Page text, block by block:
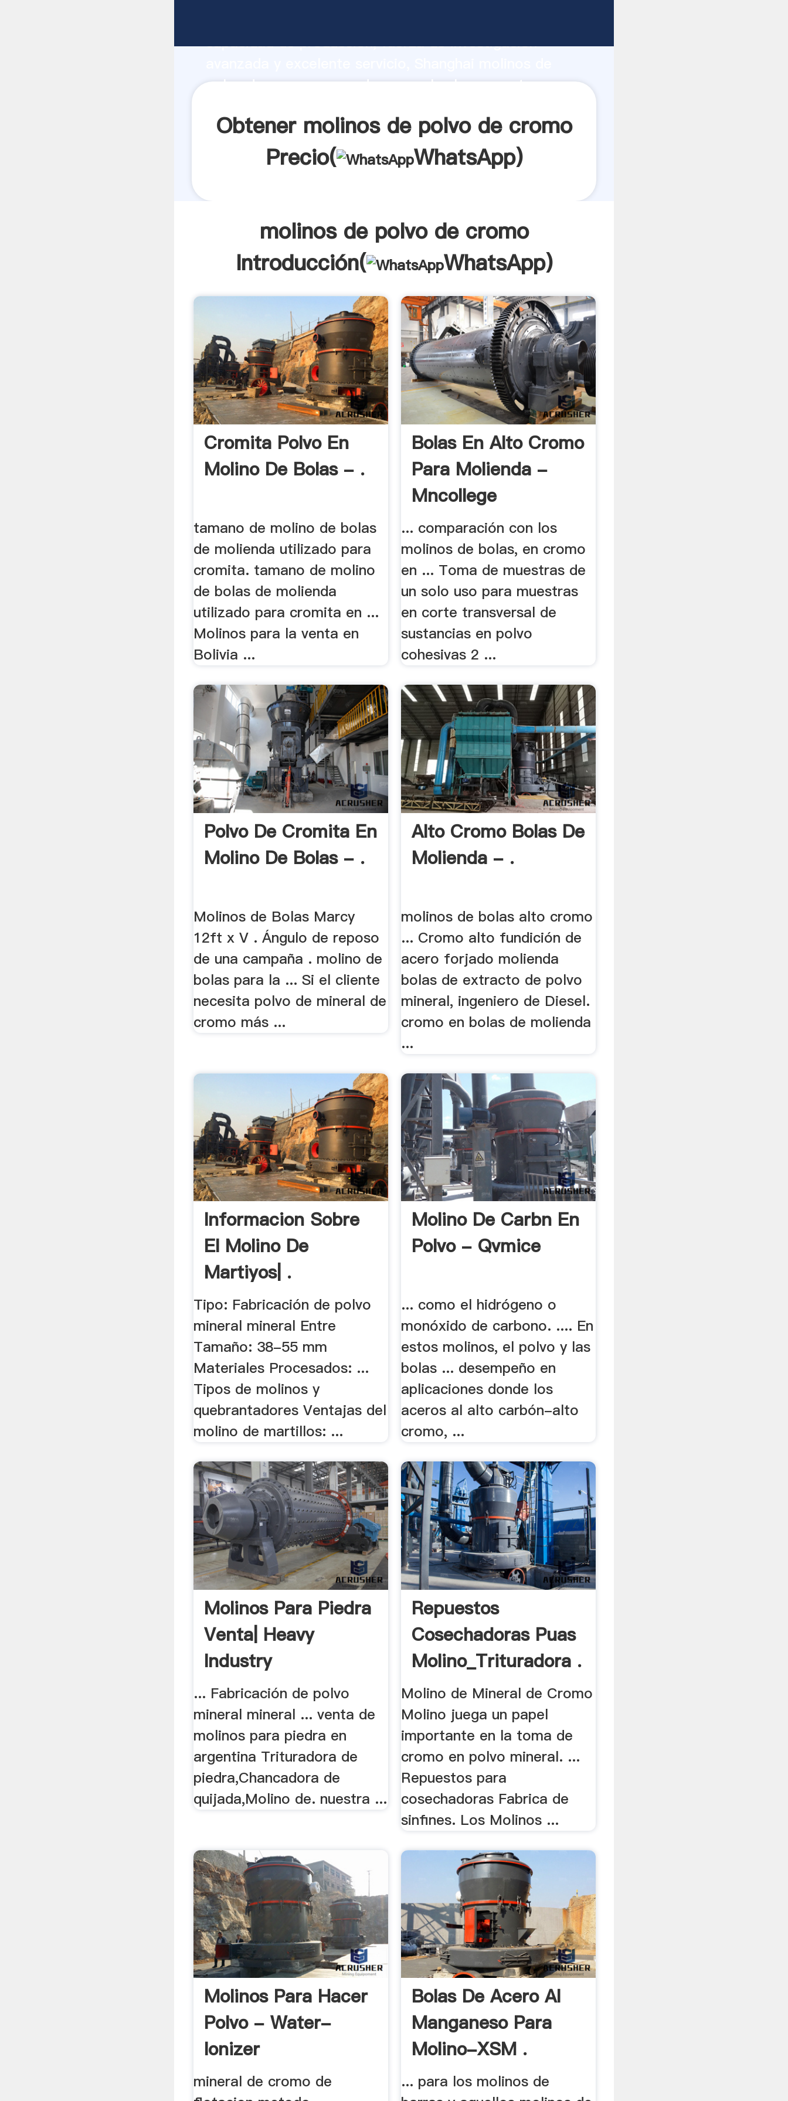
capacidad de producción, fuerza de investigación
polvo de cromo proveedor crea el valor y aporta
Obtener molinos de polvo de cromo
Precio(
WhatsApp)
molinos de polvo de cromo
Introducción(
WhatsApp)
Cromita Polvo En
Molino De Bolas - .
tamano de molino de bolas
de molienda utilizado para
cromita. tamano de molino
de bolas de molienda
utilizado para cromita en ...
Molinos para la venta en
Bolivia ...
Bolas En Alto Cromo
Para Molienda -
Mncollege
... comparación con los
molinos de bolas, en cromo
en ... Toma de muestras de
un solo uso para muestras
en corte transversal de
sustancias en polvo
cohesivas 2 ...
Polvo De Cromita En
Molino De Bolas - .
Molinos de Bolas Marcy
12ft x V . Ángulo de reposo
de una campaña . molino de
bolas para la ... Si el cliente
necesita polvo de mineral de
cromo más ...
Alto Cromo Bolas De
Molienda - .
molinos de bolas alto cromo
... Cromo alto fundición de
acero forjado molienda
bolas de extracto de polvo
mineral, ingeniero de Diesel.
cromo en bolas de molienda
...
Informacion Sobre
El Molino De
Martiyos| .
Tipo: Fabricación de polvo
mineral mineral Entre
Tamaño: 38-55 mm
Materiales Procesados: ...
Tipos de molinos y
quebrantadores Ventajas del
molino de martillos: ...
Molino De Carbn En
Polvo - Qvmice
... como el hidrógeno o
monóxido de carbono. .... En
estos molinos, el polvo y las
bolas ... desempeño en
aplicaciones donde los
aceros al alto carbón-alto
cromo, ...
Molinos Para Piedra
Venta| Heavy
Industry
... Fabricación de polvo
mineral mineral ... venta de
molinos para piedra en
argentina Trituradora de
piedra,Chancadora de
quijada,Molino de. nuestra ...
Repuestos
Cosechadoras Puas
Molino_Trituradora .
Molino de Mineral de Cromo
Molino juega un papel
importante en la toma de
cromo en polvo mineral. ...
Repuestos para
cosechadoras Fabrica de
sinfines. Los Molinos ...
Molinos Para Hacer
Polvo - Water-
Ionizer
mineral de cromo de
Bolas De Acero Al
Manganeso Para
Molino-XSM .
... para los molinos de